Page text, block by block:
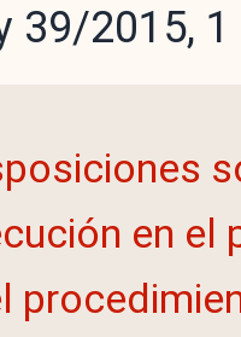
39/2015,
en el